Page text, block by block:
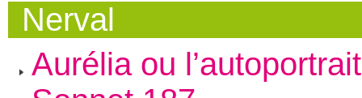
Nerval
Aurélia ou